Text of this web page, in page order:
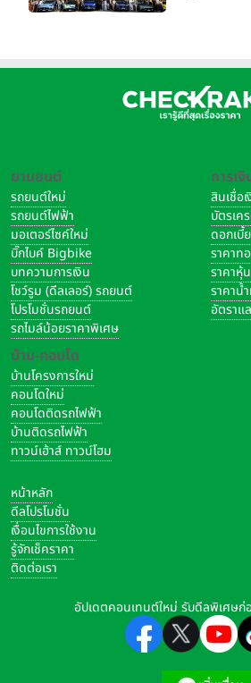
ยานยนต์
รถยนต์ใหม่
รถยนต์ไฟฟ้า
มอเตอร์ไซค์ใหม่
บิ๊กไบค์ Bigbike
บทความการเงิน
โชว์รูม (ดีลเลอร์) รถยนต์
โปรโมชั่นรถยนต์
รถไมล์น้อยราคาพิเศษ
บ้าน-คอนโด
บ้านโครงการใหม่
คอนโดใหม่
คอนโดติดรถไฟฟ้า
บ้านติดรถไฟฟ้า
ทาวน์เฮ้าส์ ทาวน์โฮม
การเ
สินเชื่อ
บัตรเค
ดอกเบี้
ราคาท
ราคาหุ้น
ราคาน้
อัตราแ
หน้าหลัก
ดีลโปรโมชั่น
เงื่อนไขการใช้งาน
รู้จักเช็คราคา
ติดต่อเรา
อัปเดตคอนเทนต์ใหม่ รับดีลพิเศษก่